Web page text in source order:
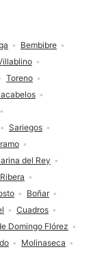
Bembibre
Toreno
Sariegos
del Rey
Boñar
Cuadros
Domingo Flórez
Molinaseca